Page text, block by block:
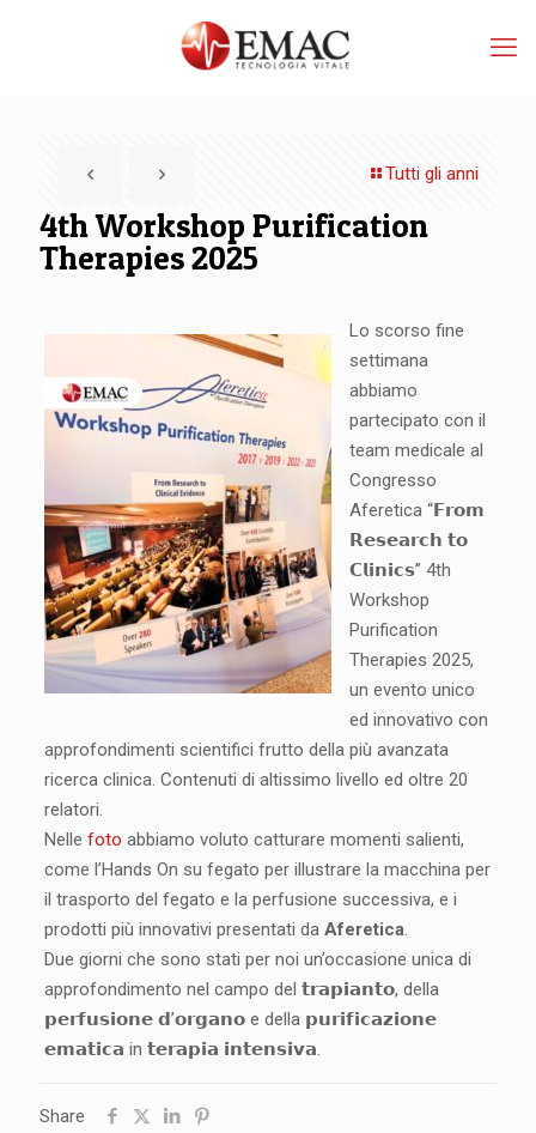
Tutti gli anni
4th Workshop Purification
Therapies 2025
Lo scorso fine
settimana
abbiamo
partecipato con il
team medicale al
Congresso
Aferetica “𝗙𝗿𝗼𝗺
𝗥𝗲𝘀𝗲𝗮𝗿𝗰𝗵 𝘁𝗼
𝗖𝗹𝗶𝗻𝗶𝗰𝘀” 4th
Workshop
Purification
Therapies 2025,
un evento unico
ed innovativo con
approfondimenti scientifici frutto della più avanzata
ricerca clinica. Contenuti di altissimo livello ed oltre 20
relatori.
Nelle foto abbiamo voluto catturare momenti salienti,
come l’Hands On su fegato per illustrare la macchina per
il trasporto del fegato e la perfusione successiva, e i
prodotti più innovativi presentati da Aferetica.
Due giorni che sono stati per noi un’occasione unica di
approfondimento nel campo del 𝘁𝗿𝗮𝗽𝗶𝗮𝗻𝘁𝗼, della
𝗽𝗲𝗿𝗳𝘂𝘀𝗶𝗼𝗻𝗲 𝗱’𝗼𝗿𝗴𝗮𝗻𝗼 e della 𝗽𝘂𝗿𝗶𝗳𝗶𝗰𝗮𝘇𝗶𝗼𝗻𝗲
𝗲𝗺𝗮𝘁𝗶𝗰𝗮 in 𝘁𝗲𝗿𝗮𝗽𝗶𝗮 𝗶𝗻𝘁𝗲𝗻𝘀𝗶𝘃𝗮.
Share